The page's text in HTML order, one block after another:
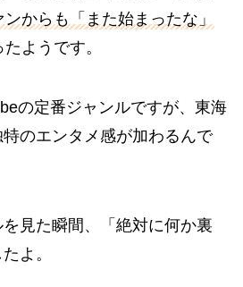
ンからも「また始まったな」
ようです。
の定番ジャンルですが、東海
のエンタメ感が加わるんで
見た瞬間、「絶対に何か裏
よ。